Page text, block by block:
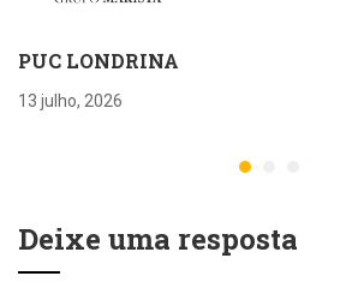
PUC LONDRINA
13 julho, 2026
Deixe uma resposta